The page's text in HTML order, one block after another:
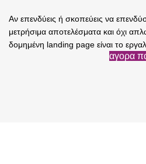
Αν επενδύεις ή σκοπεύεις να
μετρήσιμα αποτελέσματα και όχι
δομημένη landing page είναι το
αγορα